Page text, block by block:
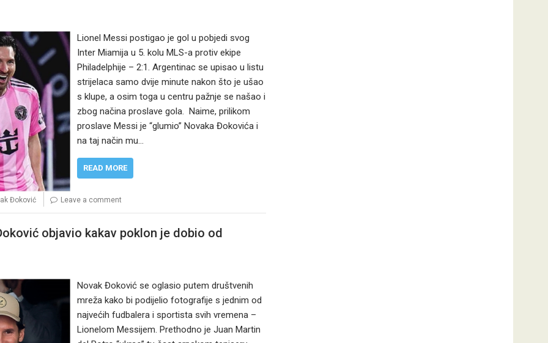
Lionel Messi postigao je gol u pobjedi svog
Inter Miamija u 5. kolu MLS-a protiv ekipe
Philadelphije – 2:1. Argentinac se upisao u listu
strijelaca samo dvije minute nakon što je ušao
s klupe, a osim toga u centru pažnje se našao i
zbog načina proslave gola. Naime, prilikom
proslave Messi je “glumio” Novaka Đokovića i
na taj način mu…
READ MORE
Đoković Leave a comment
objavio kakav poklon je dobio od
Novak Đoković se oglasio putem društvenih
mreža kako bi podijelio fotografije s jednim od
najvećih fudbalera i sportista svih vremena –
Lionelom Messijem. Prethodno je Juan Martin